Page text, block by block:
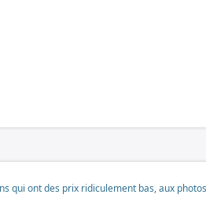
qui ont des prix ridiculement bas, aux photos